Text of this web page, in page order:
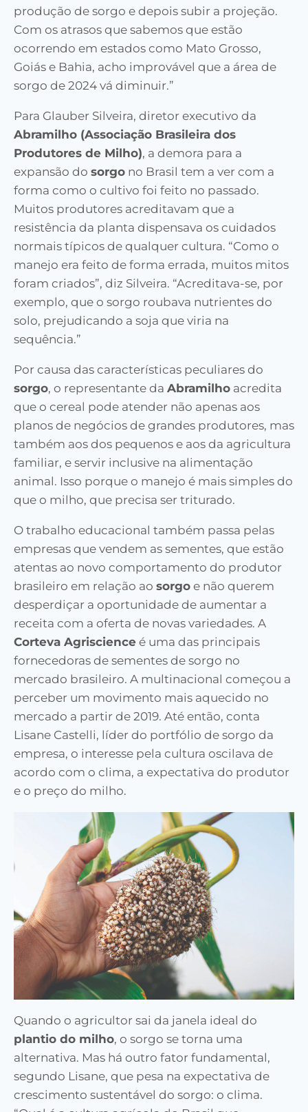
produção de sorgo e depois subir a projeção.
Com os atrasos que sabemos que estão
ocorrendo em estados como Mato Grosso,
Goiás e Bahia, acho improvável que a área de
sorgo de 2024 vá diminuir.”
Para Glauber Silveira, diretor executivo da
Abramilho (Associação Brasileira dos
Produtores de Milho), a demora para a
expansão do sorgo no Brasil tem a ver com a
forma como o cultivo foi feito no passado.
Muitos produtores acreditavam que a
resistência da planta dispensava os cuidados
normais típicos de qualquer cultura. “Como o
manejo era feito de forma errada, muitos mitos
foram criados”, diz Silveira. “Acreditava-se, por
exemplo, que o sorgo roubava nutrientes do
solo, prejudicando a soja que viria na
sequência.”
Por causa das características peculiares do
sorgo, o representante da Abramilho acredita
que o cereal pode atender não apenas aos
planos de negócios de grandes produtores, mas
também aos dos pequenos e aos da agricultura
familiar, e servir inclusive na alimentação
animal. Isso porque o manejo é mais simples do
que o milho, que precisa ser triturado.
O trabalho educacional também passa pelas
empresas que vendem as sementes, que estão
atentas ao novo comportamento do produtor
brasileiro em relação ao sorgo e não querem
desperdiçar a oportunidade de aumentar a
receita com a oferta de novas variedades. A
Corteva Agriscience é uma das principais
fornecedoras de sementes de sorgo no
mercado brasileiro. A multinacional começou a
perceber um movimento mais aquecido no
mercado a partir de 2019. Até então, conta
Lisane Castelli, líder do portfólio de sorgo da
empresa, o interesse pela cultura oscilava de
acordo com o clima, a expectativa do produtor
e o preço do milho.
Quando o agricultor sai da janela ideal do
plantio do milho, o sorgo se torna uma
alternativa. Mas há outro fator fundamental,
segundo Lisane, que pesa na expectativa de
crescimento sustentável do sorgo: o clima.